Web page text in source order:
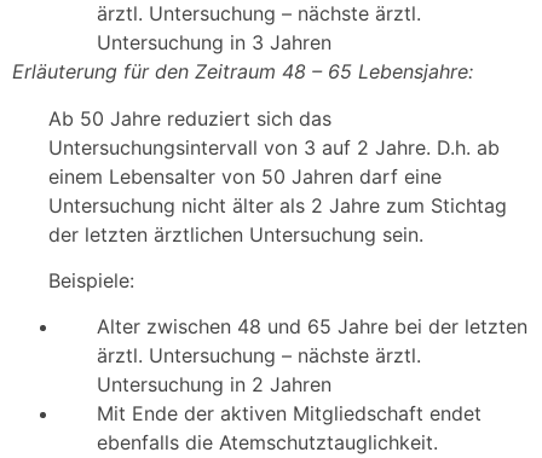
ärztl. Untersuchung – nächste ärztl.
Untersuchung in 3 Jahren
Erläuterung für den Zeitraum 48 – 65 Lebensjahre:
Ab 50 Jahre reduziert sich das
Untersuchungsintervall von 3 auf 2 Jahre. D.h. ab
einem Lebensalter von 50 Jahren darf eine
Untersuchung nicht älter als 2 Jahre zum Stichtag
der letzten ärztlichen Untersuchung sein.
Beispiele:
Alter zwischen 48 und 65 Jahre bei der letzten
ärztl. Untersuchung – nächste ärztl.
Untersuchung in 2 Jahren
Mit Ende der aktiven Mitgliedschaft endet
ebenfalls die Atemschutztauglichkeit.